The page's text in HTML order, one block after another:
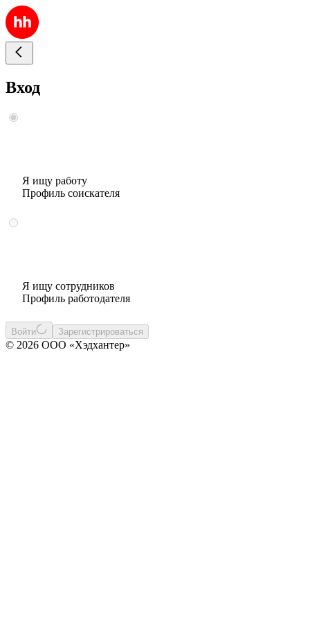
Вход
Я ищу работу
Профиль соискателя
Я ищу сотрудников
Профиль работодателя
Войти Зарегистрироваться
© 2026 ООО «Хэдхантер»